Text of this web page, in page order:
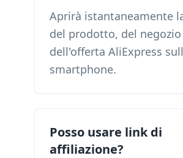
Aprirà istantaneamente
del prodotto, del negozio
dell'offerta AliExpress
smartphone.
Posso usare link di
affiliazione?